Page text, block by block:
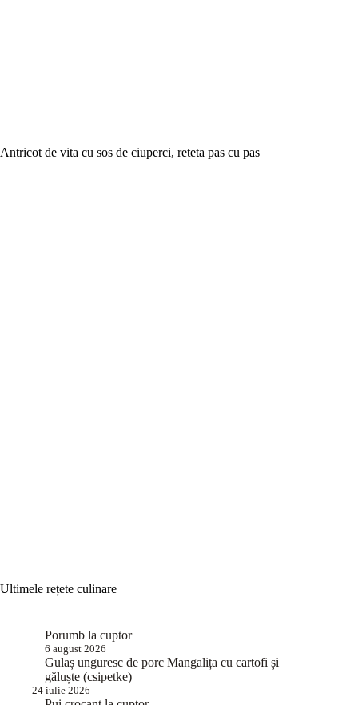
Antricot de vita cu sos de ciuperci, reteta pas cu pas
Ultimele rețete culinare
Porumb la cuptor
6 august 2026
Gulaș unguresc de porc Mangalița cu cartofi și
găluște (csipetke)
24 iulie 2026